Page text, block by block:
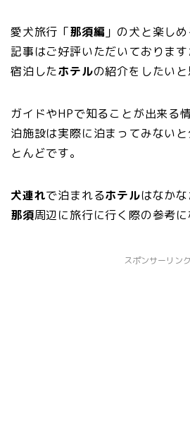
愛犬旅行「那須編 」の犬と楽し
記事はご好評いただいておりま
宿泊したホテルの紹介をしたいと
ガイドやHPで知ることが出来る
泊施設は実際に泊まってみない
とんどです。
犬連れで泊まれるホテルはなかな
那須周辺に旅行に行く際の参考に
スポンサーリンク